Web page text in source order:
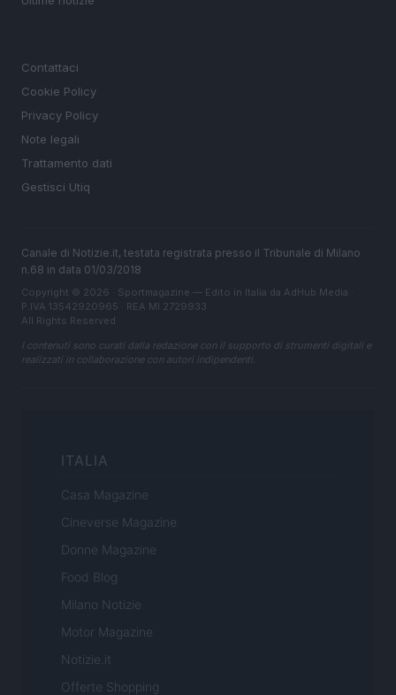
Contattaci
Cookie Policy
Privacy Policy
Note legali
Trattamento dati
Gestisci Utiq
Canale di Notizie.it, testata registrata presso il Tribunale di Milano
n.68 in data 01/03/2018
Copyright © 2026 · Sportmagazine — Edito in Italia da AdHub Media
P.IVA 13542920965 · REA MI 2729933
All Rights Reserved
I contenuti sono curati dalla redazione con il supporto di strumenti digitali e
realizzati in collaborazione con autori indipendenti.
ITALIA
Casa Magazine
Cineverse Magazine
Donne Magazine
Food Blog
Milano Notizie
Motor Magazine
Notizie.it
Offerte Shopping